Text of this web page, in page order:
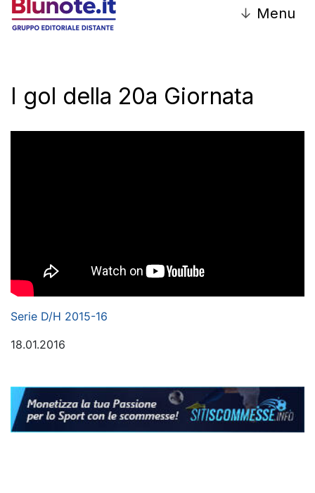
↓ Menu
I gol della 20a Giornata
Serie D/H 2015-16
18.01.2016